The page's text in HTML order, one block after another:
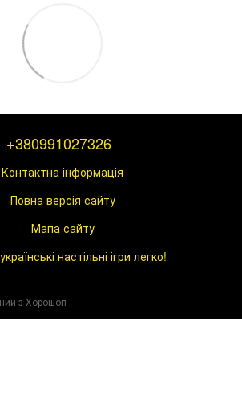
+380991027326
Контактна інформація
Повна версія сайту
Мапа сайту
настільні ігри легко!
з Хорошоп